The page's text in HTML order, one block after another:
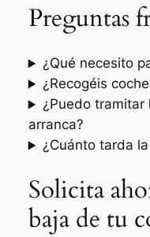
Preguntas
¿Qué necesito
¿Recogéis
¿Puedo tramitar
arranca?
¿Cuánto tarda
Solicita
baja de tu